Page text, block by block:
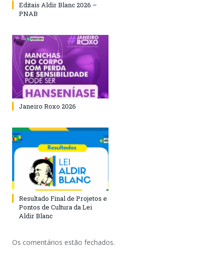
Editais Aldir Blanc 2026 –
PNAB
Janeiro Roxo 2026
Resultado Final de Projetos e
Pontos de Cultura da Lei
Aldir Blanc
Os comentários estão fechados.